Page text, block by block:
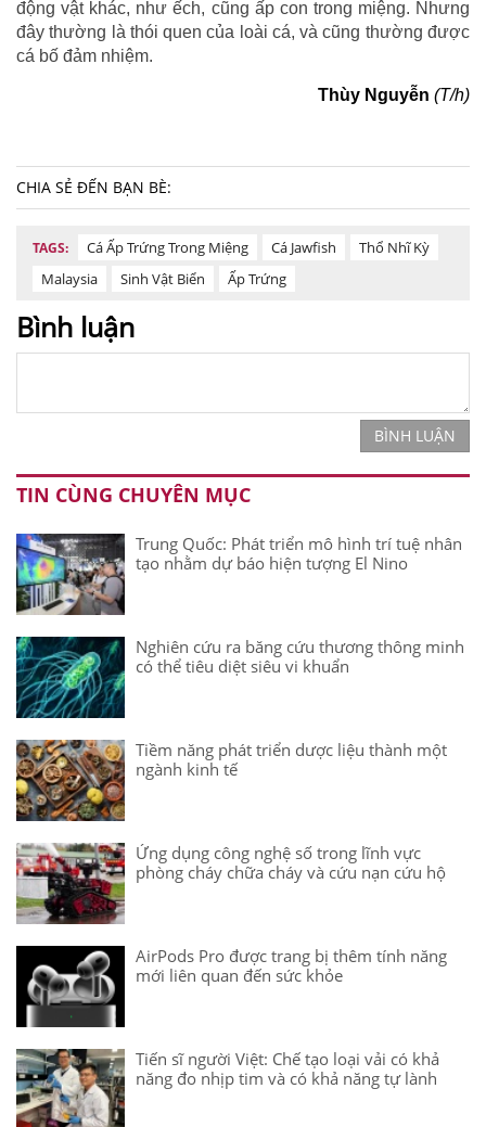
động vật khác, như ếch, cũng ấp con trong miệng. Nhưng
đây thường là thói quen của loài cá, và cũng thường được
cá bố đảm nhiệm.
Thùy Nguyễn (T/h)
CHIA SẺ ĐẾN BẠN BÈ:
TAGS: Cá Ấp Trứng Trong Miệng Cá Jawfish
Thổ Nhĩ Kỳ
Malaysia
Sinh Vật Biển Ấp Trứng
Bình luận
BÌNH LUẬN
TIN CÙNG CHUYÊN MỤC
Trung Quốc: Phát triển mô hình trí tuệ nhân
tạo nhằm dự báo hiện tượng El Nino
Nghiên cứu ra băng cứu thương thông minh
có thể tiêu diệt siêu vi khuẩn
Tiềm năng phát triển dược liệu thành một
ngành kinh tế
Ứng dụng công nghệ số trong lĩnh vực
phòng cháy chữa cháy và cứu nạn cứu hộ
AirPods Pro được trang bị thêm tính năng
mới liên quan đến sức khỏe
Tiến sĩ người Việt: Chế tạo loại vải có khả
năng đo nhịp tim và có khả năng tự lành